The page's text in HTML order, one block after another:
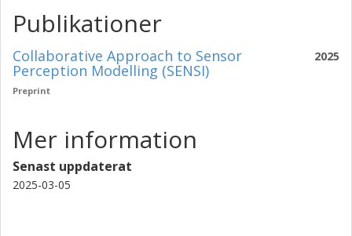
Publikationer
2025
Collaborative Approach to Sensor
Perception Modelling (SENSI)
Preprint
Mer information
Senast uppdaterat
2025-03-05